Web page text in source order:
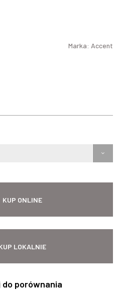
Marka: Accent
KUP ONLINE
LOKALNIE
do porównania